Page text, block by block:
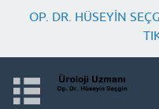
OP. DR. HÜSEYİN